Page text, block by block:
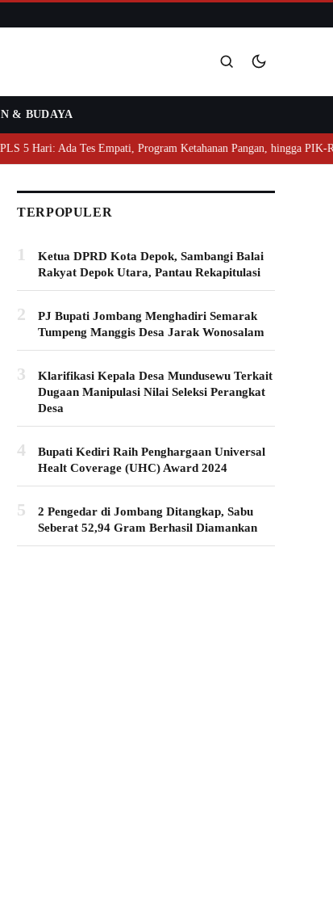
& BUDAYA
Hari: Ada Tes Empati, Program Ketahanan Pangan, hingga PIK-R
TERPOPULER
1
Ketua DPRD Kota Depok, Sambangi Balai
Rakyat Depok Utara, Pantau Rekapitulasi
2
PJ Bupati Jombang Menghadiri Semarak
Tumpeng Manggis Desa Jarak Wonosalam
3
Klarifikasi Kepala Desa Mundusewu Terkait
Dugaan Manipulasi Nilai Seleksi Perangkat
Desa
4
Bupati Kediri Raih Penghargaan Universal
Healt Coverage (UHC) Award 2024
5
2 Pengedar di Jombang Ditangkap, Sabu
Seberat 52,94 Gram Berhasil Diamankan